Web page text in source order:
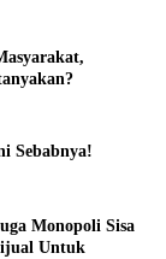
Sebabnya!
Monopoli Sisa
Untuk